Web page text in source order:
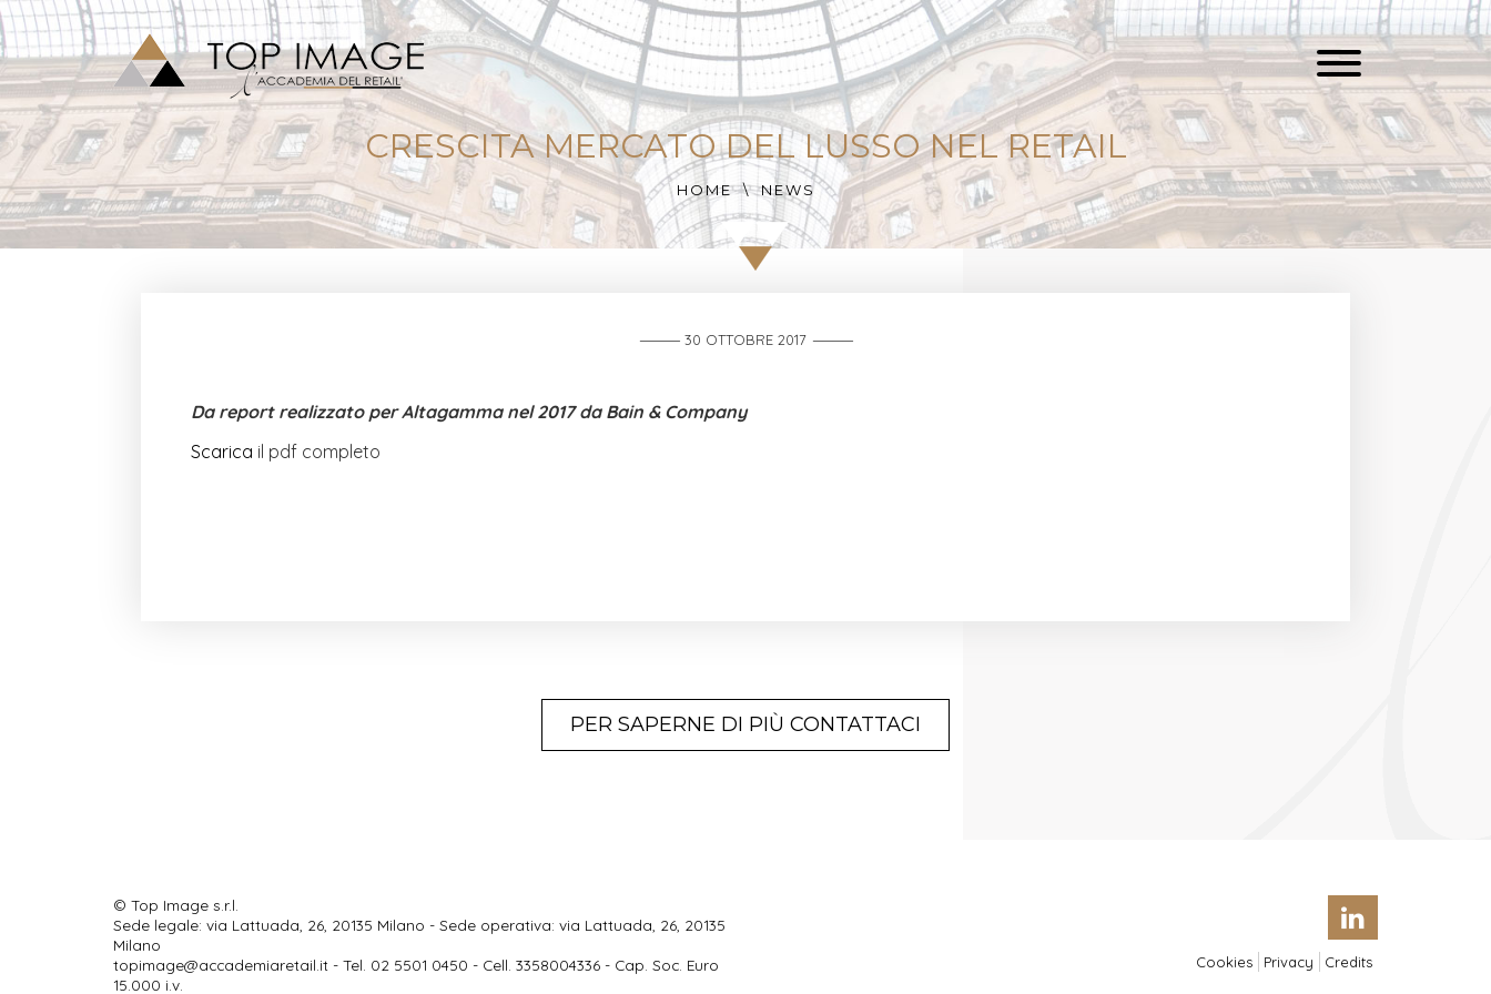
CRESCITA MERCATO DEL LUSSO NEL RETAIL
HOME NEWS
30 OTTOBRE 2017
Da report realizzato per Altagamma nel 2017 da Bain & Company
Scarica il pdf completo
PER SAPERNE DI PIÙ CONTATTACI
© Top Image s.r.l.
Sede legale: via Lattuada, 26, 20135 Milano - Sede operativa: via Lattuada, 26, 20135
Milano
topimage@accademiaretail.it - Tel. 02 5501 0450 - Cell. 3358004336 - Cap. Soc. Euro
15.000 i.v.
Cookies Privacy Credits